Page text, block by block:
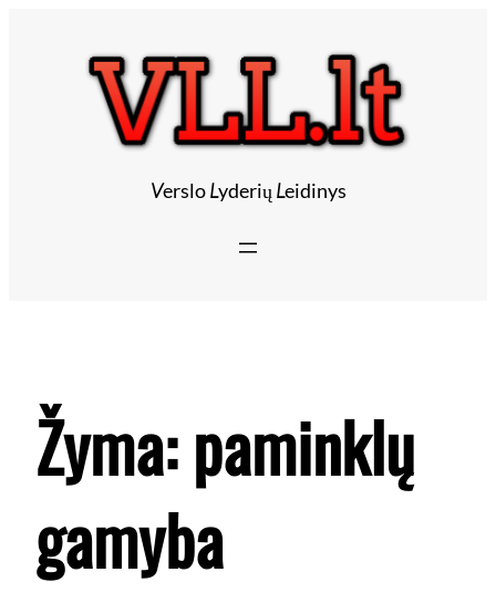
VersloLyderių Leidinys
Žyma:paminklų
gamyba